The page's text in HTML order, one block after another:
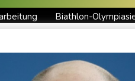
Biathlon-
567 Millionen Dollar zahlen
noch stärker überprüfen